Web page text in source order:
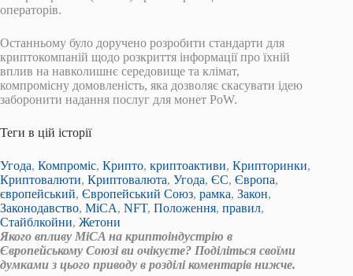
операторів.
Останньому було доручено розробити стандарти для
криптокомпаній щодо розкриття інформації про їхній
вплив на навколишнє середовище та клімат,
компромісну домовленість, яка дозволяє скасувати ідею
заборонити надання послуг для монет PoW.
Теги в цій історії
Угода, Компроміс, Крипто, криптоактиви, Крипторинки,
Криптовалюти, Криптовалюта, Угода, ЄС, Європа,
європейський, Європейський Союз, рамка, Закон,
Законодавство, MiCA, NFT, Положення, правил,
Стайблкойни, Жетони
Якого впливу MiCA на криптоіндустрію в
Європейському Союзі ви очікуєте? Поділіться своїми
думками з цього приводу в розділі коментарів нижче.